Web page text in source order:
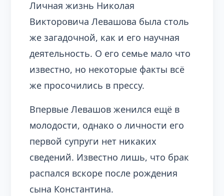
Личная жизнь Николая
Викторовича Левашова была столь
же загадочной, как и его научная
деятельность. О его семье мало что
известно, но некоторые факты всё
же просочились в прессу.
Впервые Левашов женился ещё в
молодости, однако о личности его
первой супруги нет никаких
сведений. Известно лишь, что брак
распался вскоре после рождения
сына Константина.